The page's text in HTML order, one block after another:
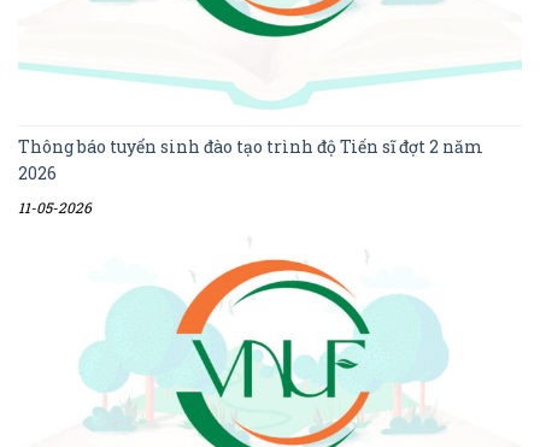
Thông báo tuyển sinh đào tạo trình độ Tiến sĩ đợt 2 năm
2026
11-05-2026